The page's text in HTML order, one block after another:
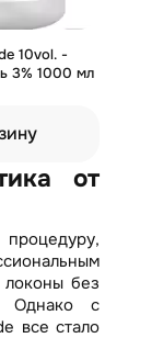
10vol. -
3% 1000 мл
от
локоны без
Однако с
все стало